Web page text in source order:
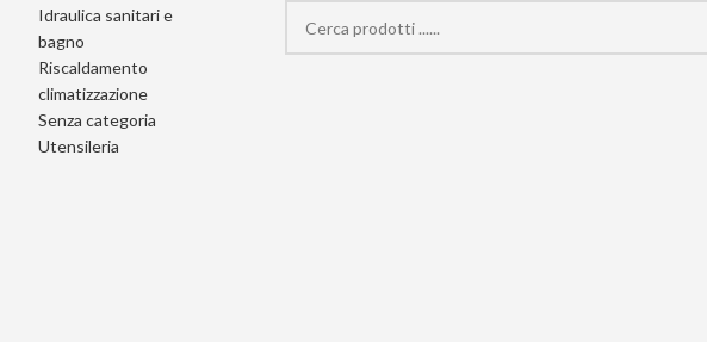
Idraulica sanitari e
bagno
Riscaldamento
climatizzazione
Senza categoria
Utensileria